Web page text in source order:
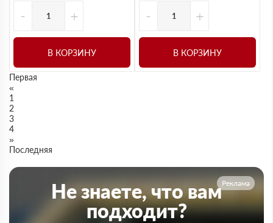
- +
В КОРЗИНУ
- +
В КОРЗИНУ
Первая
«
1
2
3
4
»
Последняя
Реклама
Не знаете, что вам
подходит?